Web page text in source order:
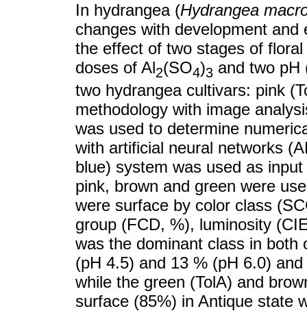
In hydrangea (Hydrangea
changes with development
the effect of two stages of
doses of Al2(SO4)3 and two pH
two hydrangea cultivars: pink
methodology with image
was used to determine
with artificial neural networks
blue) system was used as
pink, brown and green were
were surface by color class
group (FCD, %), luminosity
was the dominant class in
(pH 4.5) and 13 % (pH 6.0)
while the green (TolA) and
surface (85%) in Antique state